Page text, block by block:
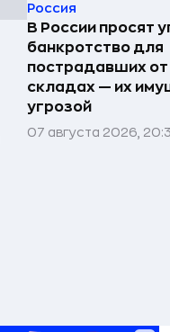
Россия
В России просят
банкротство для
пострадавших
складах — их
угрозой
07 августа 2026,